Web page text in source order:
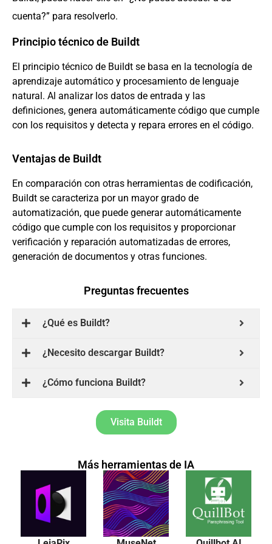
cuenta?” para resolverlo.
Principio técnico de Buildt
El principio técnico de Buildt se basa en la tecnología de
aprendizaje automático y procesamiento de lenguaje
natural. Al analizar los datos de entrada y las
definiciones, genera automáticamente código que cumple
con los requisitos y detecta y repara errores en el código.
Ventajas de Buildt
En comparación con otras herramientas de codificación,
Buildt se caracteriza por un mayor grado de
automatización, que puede generar automáticamente
código que cumple con los requisitos y proporcionar
verificación y reparación automatizadas de errores,
generación de documentos y otras funciones.
Preguntas frecuentes
¿Qué es Buildt?
¿Necesito descargar Buildt?
¿Cómo funciona Buildt?
Visita Buildt
Más herramientas de IA